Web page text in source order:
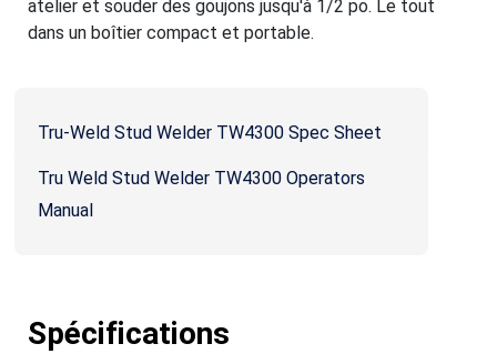
atelier et souder des goujons jusqu'à 1/2 po. Le tout
dans un boîtier compact et portable.
Tru-Weld Stud Welder TW4300 Spec Sheet
Tru Weld Stud Welder TW4300 Operators
Manual
Spécifications